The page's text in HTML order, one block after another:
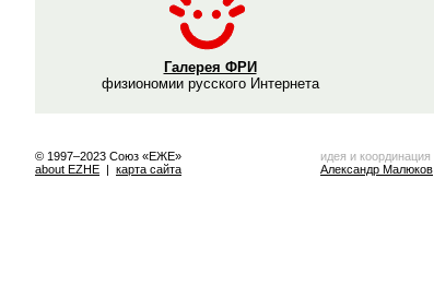
Галерея ФРИ
физиономии русского Интернета
© 1997–2023 Союз «ЕЖЕ»
about EZHE | карта сайта
идея и координация
Александр Малюков